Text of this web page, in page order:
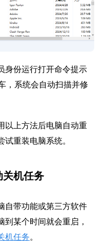
身份运行打开命令提示
，系统会自动扫描并修
以上方法后电脑自动重
试重装电脑系统。
关机任务
自带功能或第三方软件
某个时间就会重启，
机任务。